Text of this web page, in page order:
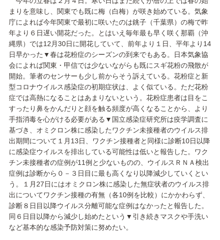
まりを意味し、関東でも既に梅（白梅）が咲き始めている。気象
庁によれば今年関東で最初に咲いたのは銚子（千葉県）の梅で昨
年より６日遅い開花だった。とはいえ毎年最も早く咲く那覇（沖
縄県）では12月30日に開花していて、前年より１日、平年より14
日早かった▼春は花粉症のシーズンの到来でもある。日本気象協
会によれば関東・甲信では少ないながらも既にスギ花粉の飛散が
開始。筆者のセンサーも少し前からそう訴えている。花粉症と新
型コロナウイルス感染症の初期症状は、よく似ている。ただ花粉
症では高熱になることはあまりないという。花粉症患者は目をこ
すったり鼻をかんだりと顔を触る頻度が高くなることから、より
手指消毒を心がける必要がある▼国立感染症研究所は疫学調査に
基づき、オミクロン株に感染したワクチン未接種者のウイルス排
出期間について１月13日、ワクチン接種者と同様に診断10日以降
に感染症ウイルスを排出している可能性は低いと報告した。ワク
チン未接種者の症例が11例と少ないものの、ウイルスＲＮＡ検出
症例は診断から０－３日目に最も高くなり以降減少していくとい
う。１月27日にはオミクロン株に感染した無症状者のウイルス排
出についてワクチン接種の有無（各10例を比較）にかかわらず、
診断８日目以降ウイルス分離可能な症例はなかったと報告した。
同６日目以降から減少し始めたという▼引き続きマスクや手洗い
など基本的な感染予防対策に努めたい。